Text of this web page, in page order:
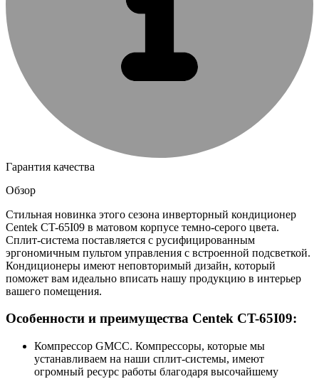
Гарантия качества
Обзор
Стильная новинка этого сезона инверторный кондиционер
Centek CT-65I09 в матовом корпусе темно-серого цвета.
Сплит-система поставляется с русифицированным
эргономичным пультом управления с встроенной подсветкой.
Кондиционеры имеют неповторимый дизайн, который
поможет вам идеально вписать нашу продукцию в интерьер
вашего помещения.
Особенности и преимущества Centek CT-65I09:
Компрессор GMCC. Компрессоры, которые мы
устанавливаем на наши сплит-системы, имеют
огромный ресурс работы благодаря высочайшему